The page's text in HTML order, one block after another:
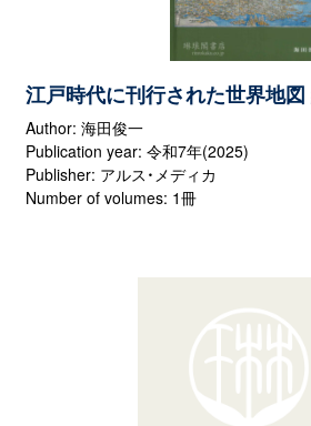
江戸時代に刊行された世界地
Author: 海田俊一
Publication year: 令和7年(2025)
Publisher: アルス・メディカ
Number of volumes: 1冊